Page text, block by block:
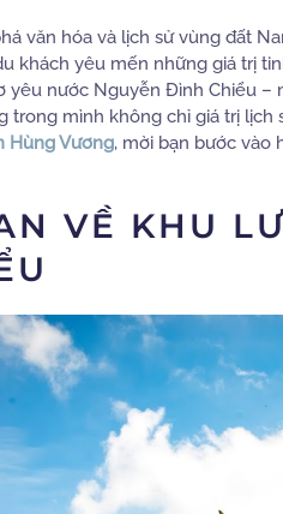
văn hóa và lịch sử vùng đất
khách yêu mến những giá trị
yêu nước Nguyễn Đình Chiểu
trong mình không chỉ giá trị
Hùng Vương, mời bạn bước vào
VỀ KHU